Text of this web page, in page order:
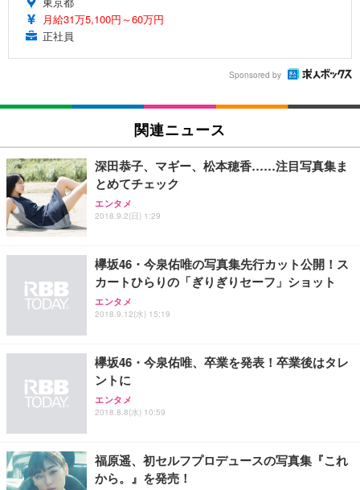
月給31万5,100円～60万円
正社員
Sponsored by
関連ニュース
深田恭子、マギー、松本穂香……注目写真集ま
とめてチェック
エンタメ
2018.9.2(日) 1:29
欅坂46・今泉佑唯の写真集先行カット公開！ス
カートひらりの「ぎりぎりセーフ」ショット
エンタメ
2018.9.12(水) 15:19
欅坂46・今泉佑唯、卒業を発表！卒業後はタレ
ントに
エンタメ
2018.8.8(水) 10:59
福原遥、初セルフプロデュースの写真集『これ
から。』を発売！